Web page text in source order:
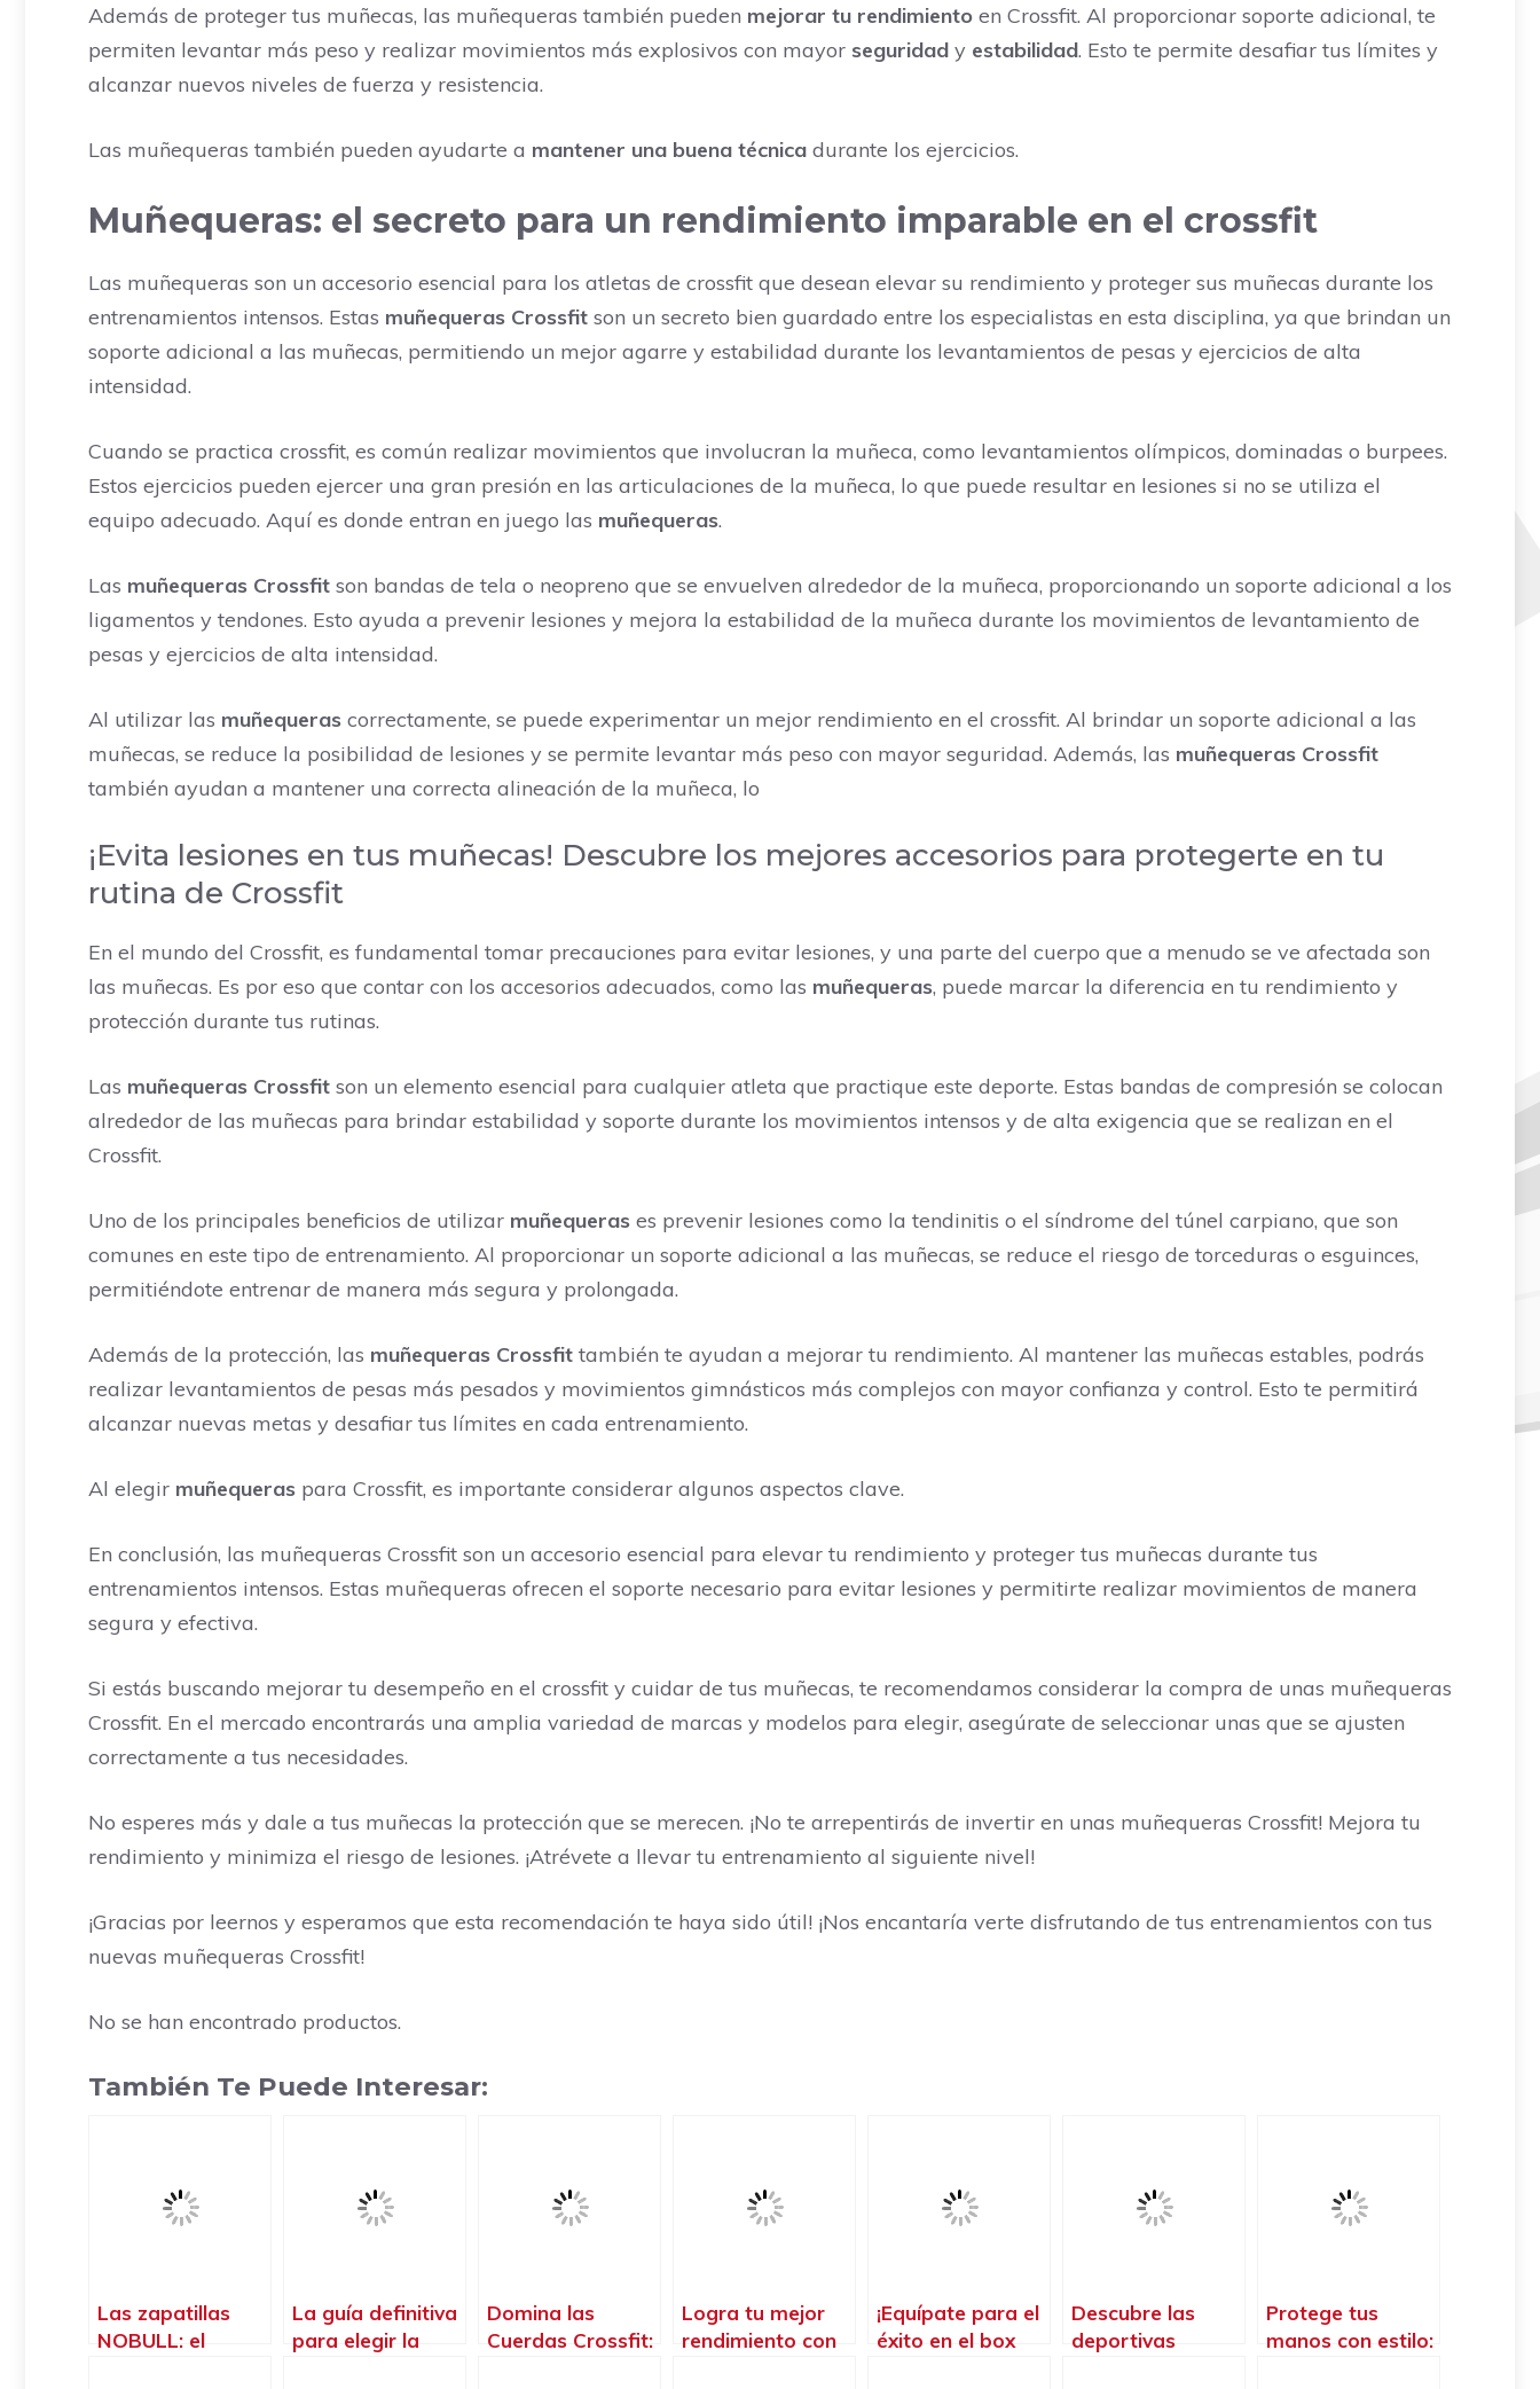
Además de proteger tus muñecas, las muñequeras también pueden mejorar tu rendimiento en Crossfit. Al proporcionar soporte adicional, te
permiten levantar más peso y realizar movimientos más explosivos con mayor seguridad y estabilidad. Esto te permite desafiar tus límites y
alcanzar nuevos niveles de fuerza y resistencia.
Las muñequeras también pueden ayudarte a mantener una buena técnica durante los ejercicios.
Muñequeras: el secreto para un rendimiento imparable en el crossfit
Las muñequeras son un accesorio esencial para los atletas de crossfit que desean elevar su rendimiento y proteger sus muñecas durante los
entrenamientos intensos. Estas muñequeras Crossfit son un secreto bien guardado entre los especialistas en esta disciplina, ya que brindan un
soporte adicional a las muñecas, permitiendo un mejor agarre y estabilidad durante los levantamientos de pesas y ejercicios de alta
intensidad.
Cuando se practica crossfit, es común realizar movimientos que involucran la muñeca, como levantamientos olímpicos, dominadas o burpees.
Estos ejercicios pueden ejercer una gran presión en las articulaciones de la muñeca, lo que puede resultar en lesiones si no se utiliza el
equipo adecuado. Aquí es donde entran en juego las muñequeras.
Las muñequeras Crossfit son bandas de tela o neopreno que se envuelven alrededor de la muñeca, proporcionando un soporte adicional a los
ligamentos y tendones. Esto ayuda a prevenir lesiones y mejora la estabilidad de la muñeca durante los movimientos de levantamiento de
pesas y ejercicios de alta intensidad.
Al utilizar las muñequeras correctamente, se puede experimentar un mejor rendimiento en el crossfit. Al brindar un soporte adicional a las
muñecas, se reduce la posibilidad de lesiones y se permite levantar más peso con mayor seguridad. Además, las muñequeras Crossfit
también ayudan a mantener una correcta alineación de la muñeca, lo
¡Evita lesiones en tus muñecas! Descubre los mejores accesorios para protegerte en tu
rutina de Crossfit
En el mundo del Crossfit, es fundamental tomar precauciones para evitar lesiones, y una parte del cuerpo que a menudo se ve afectada son
las muñecas. Es por eso que contar con los accesorios adecuados, como las muñequeras, puede marcar la diferencia en tu rendimiento y
protección durante tus rutinas.
Las muñequeras Crossfit son un elemento esencial para cualquier atleta que practique este deporte. Estas bandas de compresión se colocan
alrededor de las muñecas para brindar estabilidad y soporte durante los movimientos intensos y de alta exigencia que se realizan en el
Crossfit.
Uno de los principales beneficios de utilizar muñequeras es prevenir lesiones como la tendinitis o el síndrome del túnel carpiano, que son
comunes en este tipo de entrenamiento. Al proporcionar un soporte adicional a las muñecas, se reduce el riesgo de torceduras o esguinces,
permitiéndote entrenar de manera más segura y prolongada.
Además de la protección, las muñequeras Crossfit también te ayudan a mejorar tu rendimiento. Al mantener las muñecas estables, podrás
realizar levantamientos de pesas más pesados ​​y movimientos gimnásticos más complejos con mayor confianza y control. Esto te permitirá
alcanzar nuevas metas y desafiar tus límites en cada entrenamiento.
Al elegir muñequeras para Crossfit, es importante considerar algunos aspectos clave.
En conclusión, las muñequeras Crossfit son un accesorio esencial para elevar tu rendimiento y proteger tus muñecas durante tus
entrenamientos intensos. Estas muñequeras ofrecen el soporte necesario para evitar lesiones y permitirte realizar movimientos de manera
segura y efectiva.
Si estás buscando mejorar tu desempeño en el crossfit y cuidar de tus muñecas, te recomendamos considerar la compra de unas muñequeras
Crossfit. En el mercado encontrarás una amplia variedad de marcas y modelos para elegir, asegúrate de seleccionar unas que se ajusten
correctamente a tus necesidades.
No esperes más y dale a tus muñecas la protección que se merecen. ¡No te arrepentirás de invertir en unas muñequeras Crossfit! Mejora tu
rendimiento y minimiza el riesgo de lesiones. ¡Atrévete a llevar tu entrenamiento al siguiente nivel!
¡Gracias por leernos y esperamos que esta recomendación te haya sido útil! ¡Nos encantaría verte disfrutando de tus entrenamientos con tus
nuevas muñequeras Crossfit!
No se han encontrado productos.
También Te Puede Interesar:
Las zapatillas
NOBULL: el
La guía definitiva
para elegir la
Domina las
Cuerdas Crossfit:
Logra tu mejor
rendimiento con
¡Equípate para el
éxito en el box
Descubre las
deportivas
Protege tus
manos con estilo: